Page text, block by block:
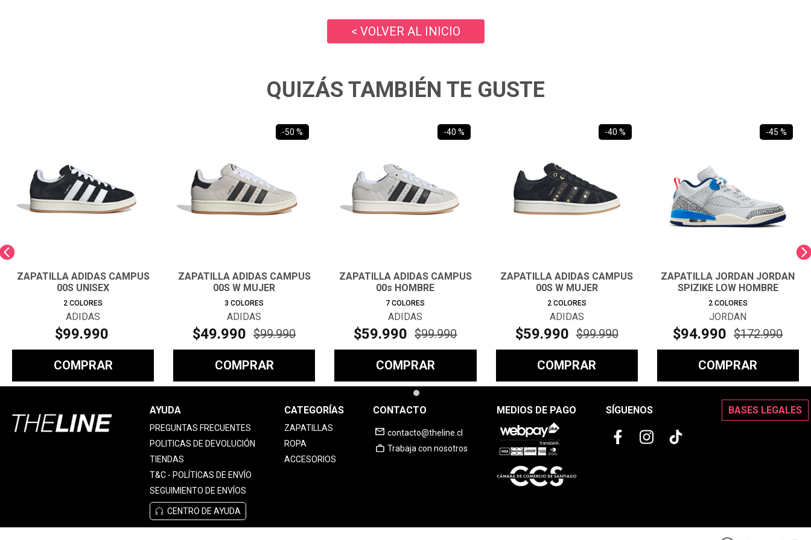
< VOLVER AL INICIO
QUIZÁS TAMBIÉN TE GUSTE
ZAPATILLA ADIDAS CAMPUS
00S UNISEX
2 COLORES
ADIDAS
$99.990
COMPRAR
-50 %
ZAPATILLA ADIDAS CAMPUS
00S W MUJER
3 COLORES
ADIDAS
$49.990 $99.990
COMPRAR
-40 %
ZAPATILLA ADIDAS CAMPUS
00s HOMBRE
7 COLORES
ADIDAS
$59.990 $99.990
COMPRAR
-40 %
ZAPATILLA ADIDAS CAMPUS
00S W MUJER
2 COLORES
ADIDAS
$59.990 $99.990
COMPRAR
-45 %
ZAPATILLA JORDAN JORDAN
SPIZIKE LOW HOMBRE
2 COLORES
JORDAN
$94.990 $172.990
COMPRAR
AYUDA
PREGUNTAS FRECUENTES
POLITICAS DE DEVOLUCIÓN
TIENDAS
T&C - POLÍTICAS DE ENVÍO
SEGUIMIENTO DE ENVÍOS
CENTRO DE AYUDA
CATEGORÍAS
ZAPATILLAS
ROPA
ACCESORIOS
CONTACTO
contacto@theline.cl
Trabaja con nosotros
MEDIOS DE PAGO SÍGUENOS BASES LEGALES